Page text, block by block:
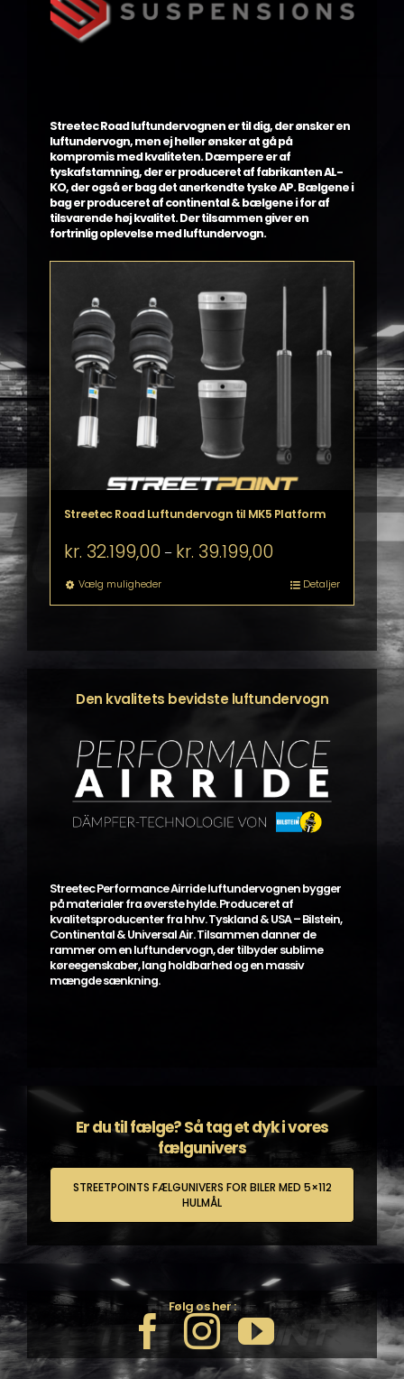
Streetec Road luftundervognen er til dig, der ønsker en
luftundervogn, men ej heller ønsker at gå på
kompromis med kvaliteten. Dæmpere er af
tyskafstamning, der er produceret af fabrikanten AL-
KO, der også er bag det anerkendte tyske AP. Bælgene i
bag er produceret af continental & bælgene i for af
tilsvarende høj kvalitet. Der tilsammen giver en
fortrinlig oplevelse med luftundervogn.
Streetec Road Luftundervogn til MK5 Platform
kr. 32.199,00 – kr. 39.199,00Prisinterval:
Vælg mulighederDette
vare
vælges
varesiden
Detaljer
Den kvalitets bevidste luftundervogn
Streetec Performance Airride luftundervognen bygger
på materialer fra øverste hylde. Produceret af
kvalitetsproducenter fra hhv. Tyskland & USA – Bilstein,
Continental & Universal Air. Tilsammen danner de
rammer om en luftundervogn, der tilbyder sublime
køreegenskaber, lang holdbarhed og en massiv
mængde sænkning.
Er du til fælge? Så tag et dyk i vores
fælgunivers
STREETPOINTS FÆLGUNIVERS FOR BILER MED 5×112
HULMÅL
Følg os her :